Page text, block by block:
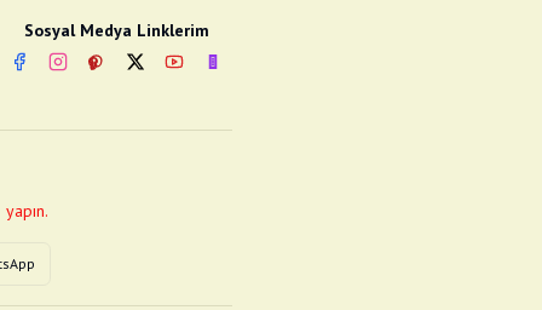
Sosyal Medya Linklerim
FacebookInstagram
PinterestTwitterYouTubenextsosyal